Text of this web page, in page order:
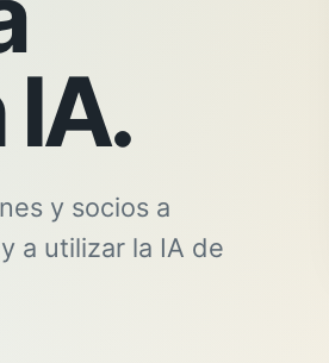
y socios a
a utilizar la IA de